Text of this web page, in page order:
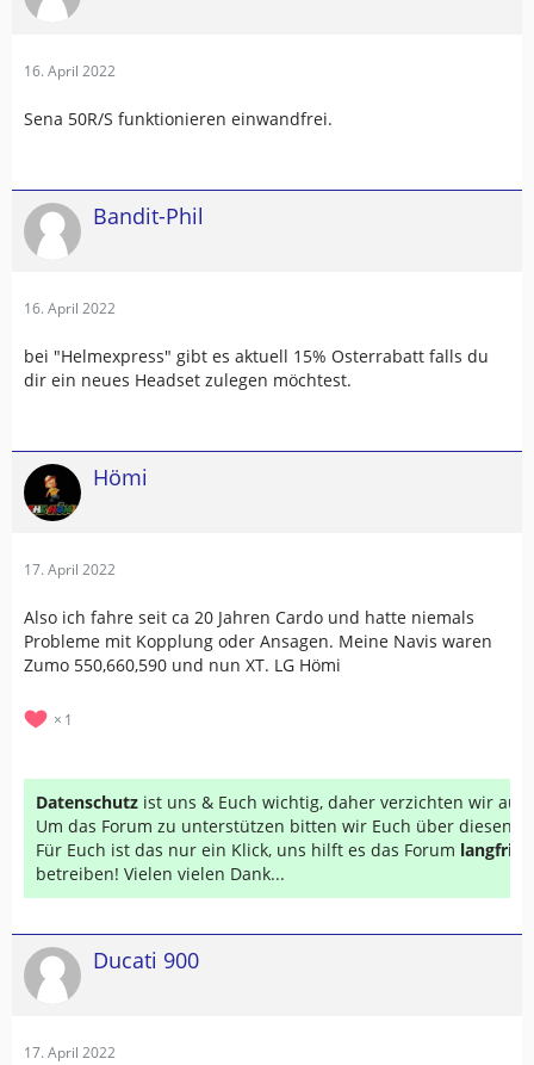
16. April 2022
Sena 50R/S funktionieren einwandfrei.
Bandit-Phil
16. April 2022
bei "Helmexpress" gibt es aktuell 15% Osterrabatt falls du
dir ein neues Headset zulegen möchtest.
Hömi
17. April 2022
Also ich fahre seit ca 20 Jahren Cardo und hatte niemals
Probleme mit Kopplung oder Ansagen. Meine Navis waren
Zumo 550,660,590 und nun XT. LG Hömi
1
Datenschutz ist uns & Euch wichtig, daher verzichten wir auf
Um das Forum zu unterstützen bitten wir Euch über diesen
Für Euch ist das nur ein Klick, uns hilft es das Forum
betreiben! Vielen vielen Dank...
Ducati 900
17. April 2022